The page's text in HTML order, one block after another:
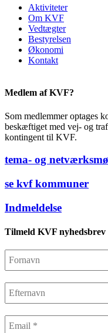
Aktiviteter
Om KVF
Vedtægter
Bestyrelsen
Økonomi
Kontakt
Medlem af KVF?
Som medlemmer optages
beskæftiget med vej- og
kontingent til KVF.
tema- og
se kvf kommuner
Indmeldelse
Tilmeld KVF nyhedsbrev